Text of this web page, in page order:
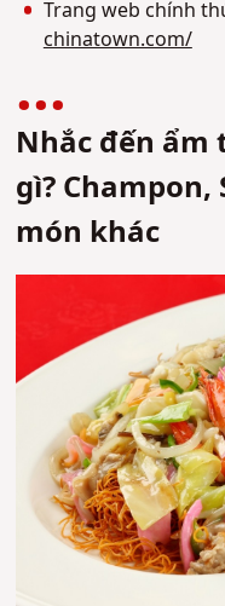
Trang web chính
chinatown.com/
Nhắc đến ẩm
gì?
món khác